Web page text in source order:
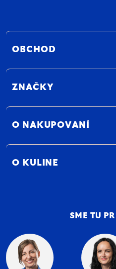
OBCHOD
ZNAČKY
O NAKUPOVANÍ
O KULINE
SME TU